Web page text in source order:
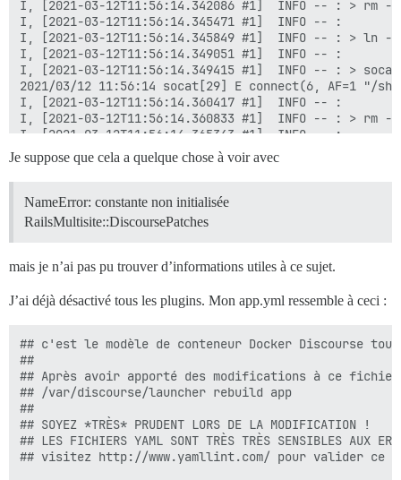
Je suppose que cela a quelque chose à voir avec
NameError: constante non initialisée
RailsMultisite::DiscoursePatches
mais je n’ai pas pu trouver d’informations utiles à ce sujet.
J’ai déjà désactivé tous les plugins. Mon app.yml ressemble à ceci :
## c'est le modèle de conteneur Docker Discourse
##
## Après avoir apporté des modifications à ce
## /var/discourse/launcher rebuild app
##
## SOYEZ *TRÈS* PRUDENT LORS DE LA MODIFICATION !
## LES FICHIERS YAML SONT TRÈS TRÈS SENSIBLES AUX
## visitez http://www.yamllint.com/ pour valider ce